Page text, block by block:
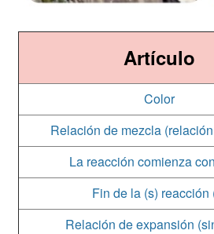
Artículo
Color
Relación de mezcla
La reacción comienza
Fin de la (s) reacción
Relación de expansión